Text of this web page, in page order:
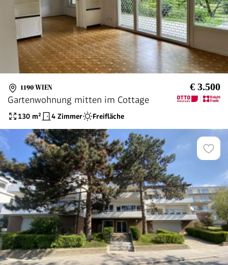
1190 WIEN € 3.500
Gartenwohnung mitten im Cottage
130 m² 4 Zimmer Freifläche